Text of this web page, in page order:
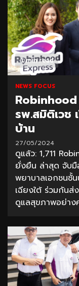
1 min read
NEWS FOCUS
รพ.สมิติเวช
บ้าน
27/05/2024
ดูแล้ว: 1,711
ยั่งยืน ล่าสุด จับมื
พยาบาลเอกชนชั้น
เฉียงใต้ ร่วมกันส่
ดูแลสุขภาพอย่าง